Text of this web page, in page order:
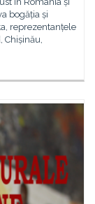
bogăția și
reprezentanțele
Chișinău,